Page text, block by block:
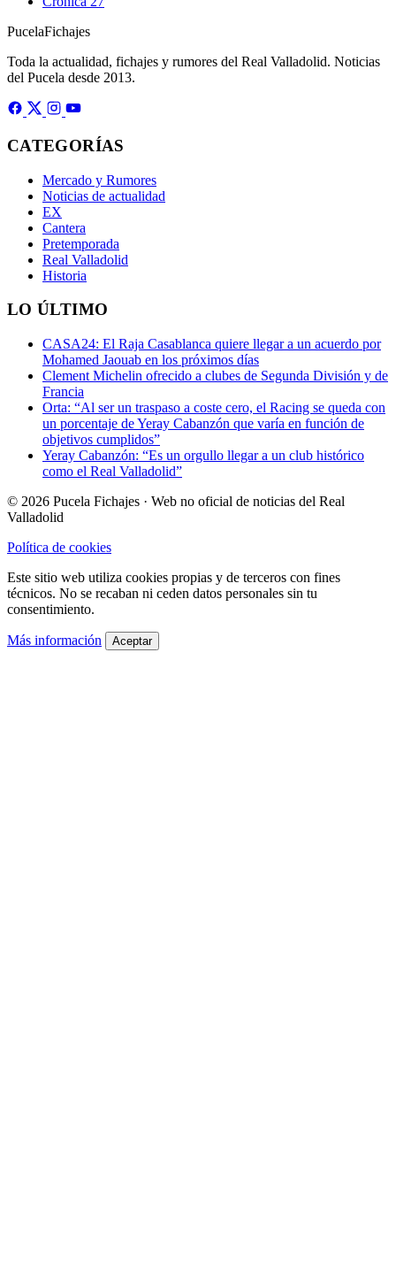
PucelaFichajes
Toda la actualidad, fichajes y rumores del Real Valladolid. Noticias
del Pucela desde 2013.
CATEGORÍAS
Mercado y Rumores
Noticias de actualidad
EX
Cantera
Pretemporada
Real Valladolid
Historia
LO ÚLTIMO
CASA24: El Raja Casablanca quiere llegar a un acuerdo por
Mohamed Jaouab en los próximos días
Clement Michelin ofrecido a clubes de Segunda División y de
Francia
Orta: “Al ser un traspaso a coste cero, el Racing se queda con
un porcentaje de Yeray Cabanzón que varía en función de
objetivos cumplidos”
Yeray Cabanzón: “Es un orgullo llegar a un club histórico
como el Real Valladolid”
© 2026 Pucela Fichajes · Web no oficial de noticias del Real
Valladolid
Política de cookies
Este sitio web utiliza cookies propias y de terceros con fines
técnicos. No se recaban ni ceden datos personales sin tu
consentimiento.
Más información Aceptar